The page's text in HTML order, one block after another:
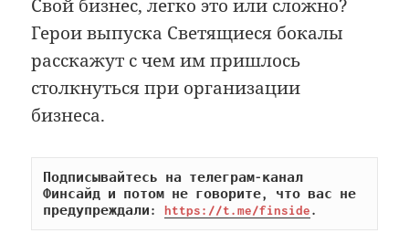
Свой бизнес, легко это или сложно?
Герои выпуска Светящиеся бокалы
расскажут с чем им пришлось
столкнуться при организации
бизнеса.
Подписывайтесь на телеграм-канал
Финсайд и потом не говорите, что вас не
предупреждали: https://t.me/finside.